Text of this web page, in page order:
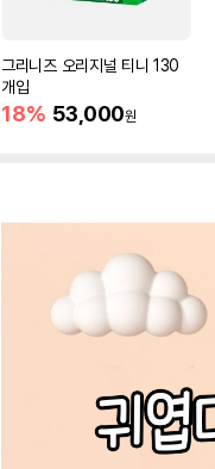
그리니즈 오리지널 티니 130
개입
18% 53,000원